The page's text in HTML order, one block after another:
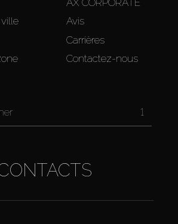
AX CORPORATE
Avis
Carrières
Contactez-nous
1